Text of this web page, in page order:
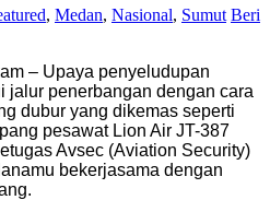
, Medan, Nasional, Sumut Beri
– Upaya penyeludupan
jalur penerbangan dengan cara
dubur yang dikemas seperti
pesawat Lion Air JT-387
Avsec (Aviation Security)
bekerjasama dengan